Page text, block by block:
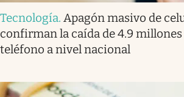
Tecnología. Apagón masivo de
confirman la caída de 4.9 millones
teléfono a nivel nacional